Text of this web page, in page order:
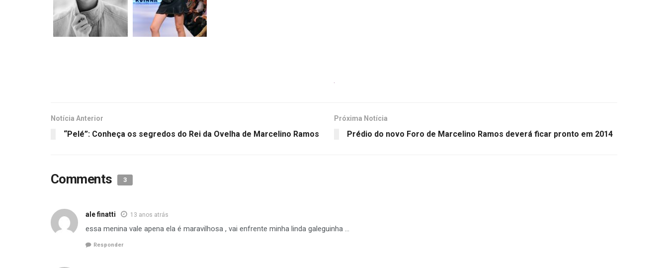
Notícia Anterior
“Pelé”: Conheça os segredos do Rei da Ovelha de Marcelino Ramos
Próxima Notícia
Prédio do novo Foro de Marcelino Ramos deverá ficar pronto em 2014
Comments 3
ale finatti 13 anos atrás
essa menina vale apena ela é maravilhosa , vai enfrente minha linda galeguinha …
Responder